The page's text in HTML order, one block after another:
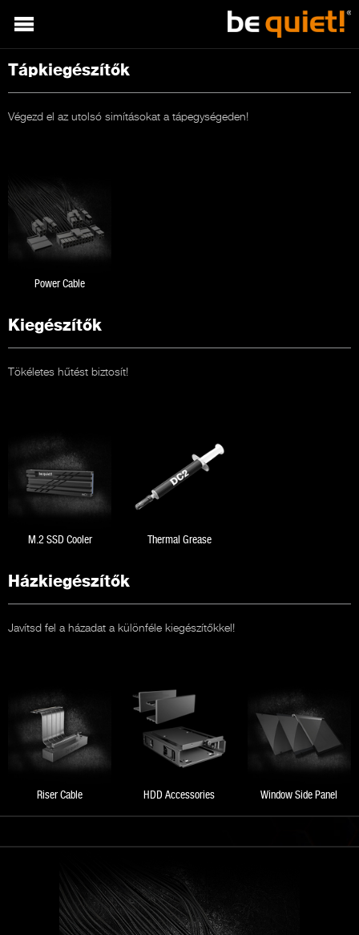
Tápkiegészítők
Végezd el az utolsó simításokat a tápegységeden!
Power Cable
Кiegészítők
Tökéletes hűtést biztosít!
M.2 SSD Cooler Thermal Grease
Házkiegészítők
Javítsd fel a házadat a különféle kiegészítőkkel!
Riser Cable HDD Accessories Window Side Panel